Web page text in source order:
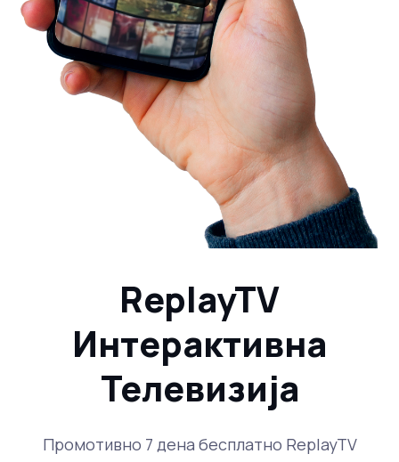
ReplayTV
Интерактивна
Телевизија
Промотивно 7 дена бесплатно ReplayTV